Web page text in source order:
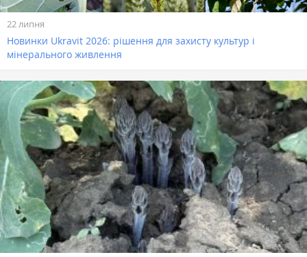
22 липня
Новинки Ukravit 2026: рішення для захисту культур і
мінерального живлення